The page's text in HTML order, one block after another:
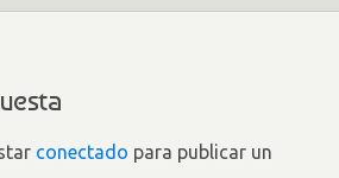
conectado para publicar un